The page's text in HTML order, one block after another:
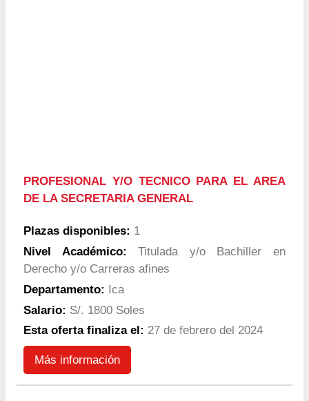
PROFESIONAL Y/O TECNICO PARA EL AREA
DE LA SECRETARIA GENERAL
Plazas disponibles: 1
Nivel Académico: Titulada y/o Bachiller en
Derecho y/o Carreras afines
Departamento: Ica
Salario: S/. 1800 Soles
Esta oferta finaliza el: 27 de febrero del 2024
Más información